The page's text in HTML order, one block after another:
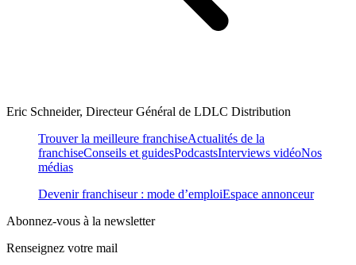
Eric Schneider, Directeur Général de LDLC Distribution
Trouver la meilleure franchiseActualités de la
franchiseConseils et guidesPodcastsInterviews vidéoNos
médias
Devenir franchiseur : mode d’emploiEspace annonceur
Abonnez-vous à la newsletter
Renseignez votre mail